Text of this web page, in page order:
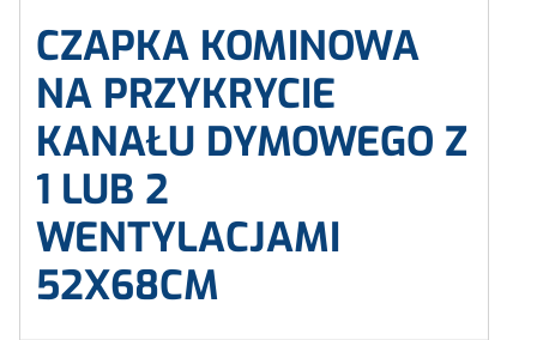
CZAPKA KOMINOWA
NA PRZYKRYCIE
KANAŁU DYMOWEGO Z
1 LUB 2
WENTYLACJAMI
52X68CM